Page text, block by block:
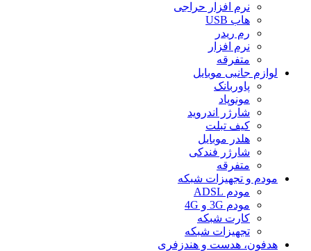
نرم افزار حراجی
هاب USB
رم ریدر
نرم افزار
متفرقه
لوازم جانبی موبایل
پاوربانک
مونوپاد
شارژر اندروید
کیف تبلت
هلدر موبایل
شارژر فندکی
متفرقه
مودم و تجهیزات شبکه
مودم ADSL
مودم 3G و 4G
کارت شبکه
تجهیزات شبکه
هدفون، هدست و هندزفری